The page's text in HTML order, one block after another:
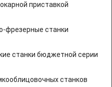
приставкой
фрезерные станки
станки бюджетной серии
станков